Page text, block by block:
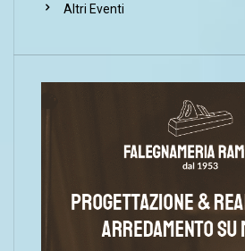
Altri Eventi